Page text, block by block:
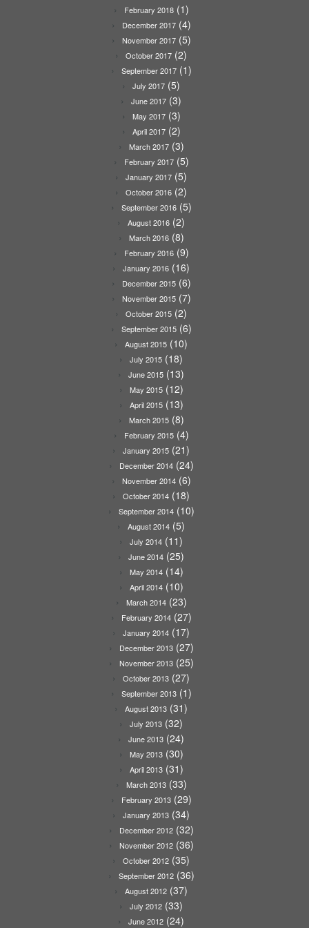
February 2018(1)
December 2017(4)
November 2017(5)
October 2017 (2)
September 2017(1)
July 2017 (5)
June 2017 (3)
May 2017(3)
April 2017(2)
March 2017(3)
February 2017(5)
January 2017 (5)
October 2016 (2)
September 2016(5)
August 2016 (2)
March 2016(8)
February 2016(9)
January 2016 (16)
December 2015(6)
November 2015(7)
October 2015 (2)
September 2015(6)
August 2015 (10)
July 2015 (18)
June 2015 (13)
May 2015(12)
April 2015(13)
March 2015(8)
February 2015(4)
January 2015 (21)
December 2014(24)
November 2014(6)
October 2014 (18)
September 2014(10)
August 2014 (5)
July 2014 (11)
June 2014 (25)
May 2014(14)
April 2014(10)
March 2014(23)
February 2014(27)
January 2014 (17)
December 2013(27)
November 2013(25)
October 2013 (27)
September 2013(1)
August 2013 (31)
July 2013 (32)
June 2013 (24)
May 2013(30)
April 2013(31)
March 2013(33)
February 2013(29)
January 2013 (34)
December 2012(32)
November 2012(36)
October 2012 (35)
September 2012(36)
August 2012 (37)
July 2012 (33)
June 2012 (24)